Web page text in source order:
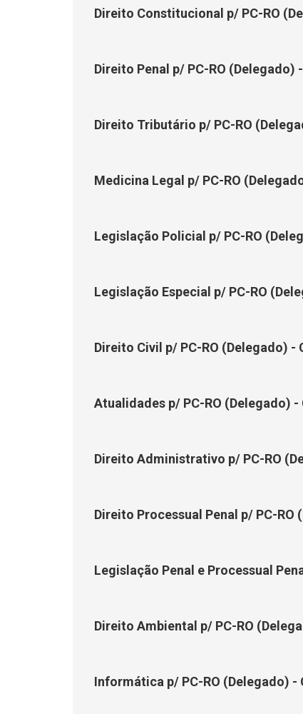
Direito Constitucional p/ PC-RO
Direito Penal p/ PC-RO (Delegado)
Direito Tributário p/ PC-RO
Medicina Legal p/ PC-RO
Legislação Policial p/ PC-RO
Legislação Especial p/ PC-RO
Direito Civil p/ PC-RO (Delegado) -
Atualidades p/ PC-RO (Delegado)
Direito Administrativo p/ PC-RO
Direito Processual Penal p/ PC-RO
Legislação Penal e Processual
Direito Ambiental p/ PC-RO
Informática p/ PC-RO (Delegado) -